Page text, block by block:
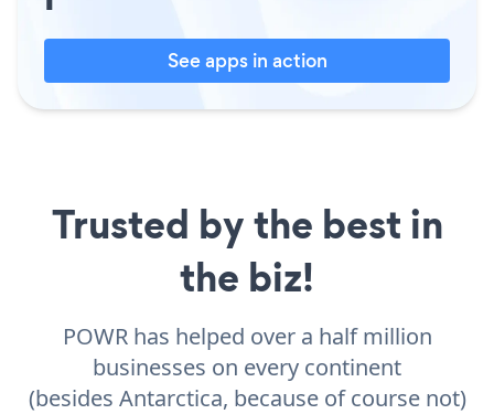
See apps in action
Trusted by the best in
the biz!
POWR has helped over a half million
businesses on every continent
(besides Antarctica, because of course not)